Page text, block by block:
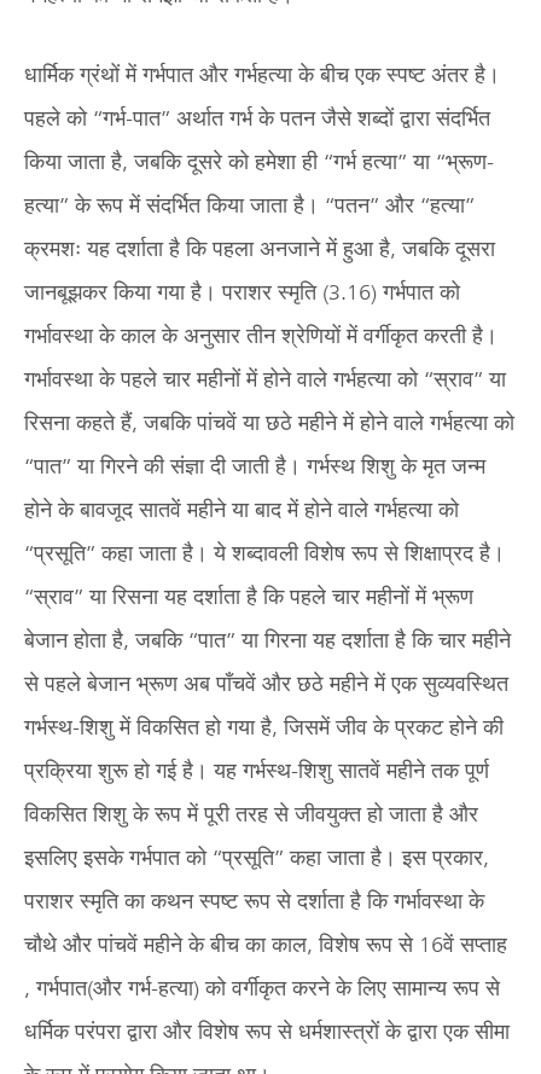
धार्मिक ग्रंथों में गर्भपात और गर्भहत्या के बीच एक स्पष्ट अंतर है।
पहले को “गर्भ-पात” अर्थात गर्भ के पतन जैसे शब्दों द्वारा संदर्भित
किया जाता है, जबकि दूसरे को हमेशा ही “गर्भ हत्या” या “भ्रूण-
हत्या” के रूप में संदर्भित किया जाता है। “पतन” और “हत्या”
क्रमशः यह दर्शाता है कि पहला अनजाने में हुआ है, जबकि दूसरा
जानबूझकर किया गया है। पराशर स्मृति (3.16) गर्भपात को
गर्भावस्था के काल के अनुसार तीन श्रेणियों में वर्गीकृत करती है।
गर्भावस्था के पहले चार महीनों में होने वाले गर्भहत्या को “स्राव” या
रिसना कहते हैं, जबकि पांचवें या छठे महीने में होने वाले गर्भहत्या को
“पात” या गिरने की संज्ञा दी जाती है। गर्भस्थ शिशु के मृत जन्म
होने के बावजूद सातवें महीने या बाद में होने वाले गर्भहत्या को
“प्रसूति” कहा जाता है। ये शब्दावली विशेष रूप से शिक्षाप्रद है।
“स्राव” या रिसना यह दर्शाता है कि पहले चार महीनों में भ्रूण
बेजान होता है, जबकि “पात” या गिरना यह दर्शाता है कि चार महीने
से पहले बेजान भ्रूण अब पाँचवें और छठे महीने में एक सुव्यवस्थित
गर्भस्थ-शिशु में विकसित हो गया है, जिसमें जीव के प्रकट होने की
प्रक्रिया शुरू हो गई है। यह गर्भस्थ-शिशु सातवें महीने तक पूर्ण
विकसित शिशु के रूप में पूरी तरह से जीवयुक्त हो जाता है और
इसलिए इसके गर्भपात को “प्रसूति” कहा जाता है। इस प्रकार,
पराशर स्मृति का कथन स्पष्ट रूप से दर्शाता है कि गर्भावस्था के
चौथे और पांचवें महीने के बीच का काल, विशेष रूप से 16वें सप्ताह
, गर्भपात(और गर्भ-हत्या) को वर्गीकृत करने के लिए सामान्य रूप से
धर्मिक परंपरा द्वारा और विशेष रूप से धर्मशास्त्रों के द्वारा एक सीमा